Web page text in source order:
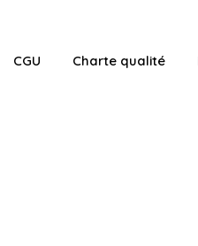
CGU Charte qualité